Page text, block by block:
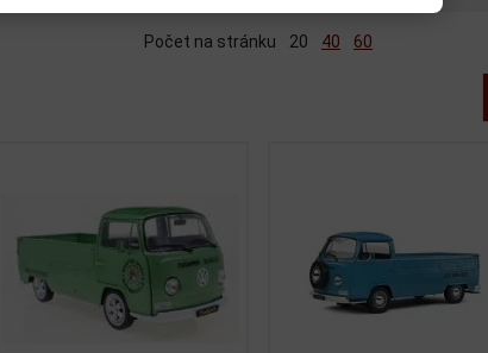
Počet na stránku 20 40 60